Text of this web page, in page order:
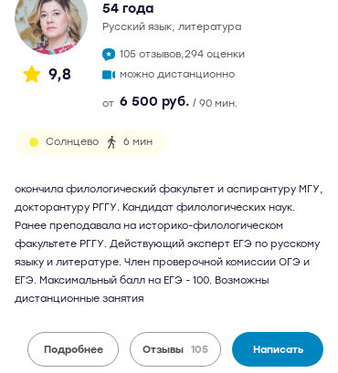
9,8
54 года
русский язык, литература
105 отзывов,294 оценки
можно дистанционно
от 6 500 руб. / 90 мин.
Солнцево 6 мин
окончила филологический факультет и аспирантуру МГУ,
докторантуру РГГУ. Кандидат филологических наук.
Ранее преподавала на историко-филологическом
факультете РГГУ. Действующий эксперт ЕГЭ по русскому
языку и литературе. Член проверочной комиссии ОГЭ и
ЕГЭ. Максимальный балл на ЕГЭ - 100. Возможны
дистанционные занятия
Подробнее Отзывы 105 Написать